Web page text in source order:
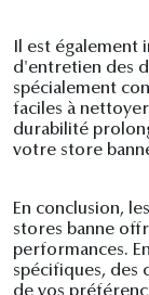
Il est également
d'entretien des
spécialement
faciles à
durabilité
votre store
En conclusion,
stores banne
performances.
spécifiques, des